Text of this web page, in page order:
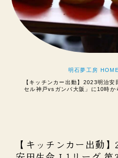
明石夢工房 HOME
【キッチンカー出動】2023明治
セル神戸vsガンバ大阪」に10時
【キッチンカー出動